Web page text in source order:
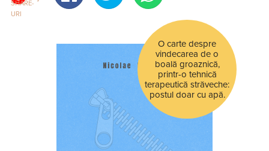
SHARE-
URI
O carte despre
vindecarea de o
boală groaznică,
printr-o tehnică
terapeutică străveche:
postul doar cu apă.